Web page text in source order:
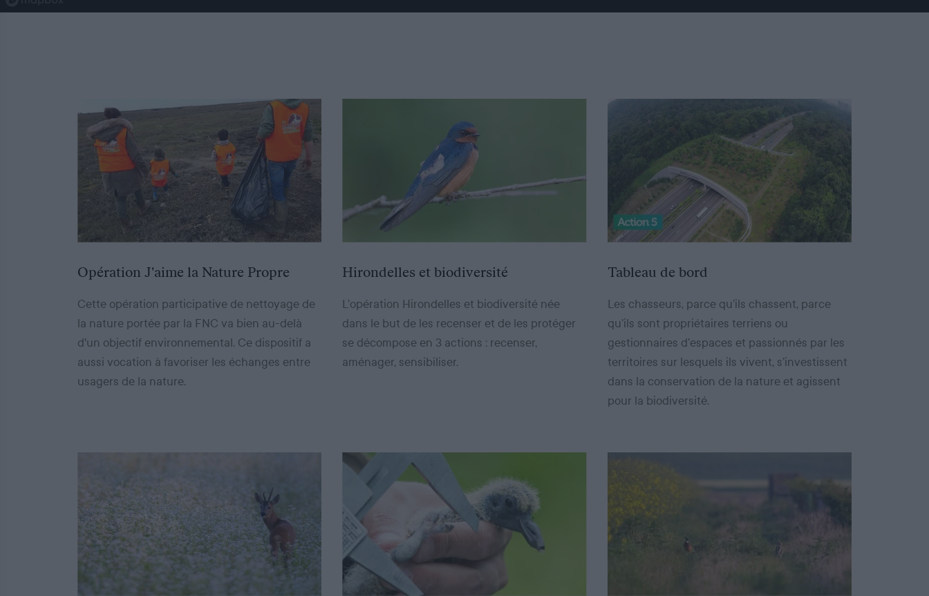
Opération J'aime la Nature Propre
Cette opération participative de nettoyage de
la nature portée par la FNC va bien au-delà
d'un objectif environnemental. Ce dispositif a
aussi vocation à favoriser les échanges entre
usagers de la nature.
Hirondelles et biodiversité
L’opération Hirondelles et biodiversité née
dans le but de les recenser et de les protéger
se décompose en 3 actions : recenser,
aménager, sensibiliser.
Tableau de bord
Les chasseurs, parce qu’ils chassent, parce
qu’ils sont propriétaires terriens ou
gestionnaires d’espaces et passionnés par les
territoires sur lesquels ils vivent, s’investissent
dans la conservation de la nature et agissent
pour la biodiversité.